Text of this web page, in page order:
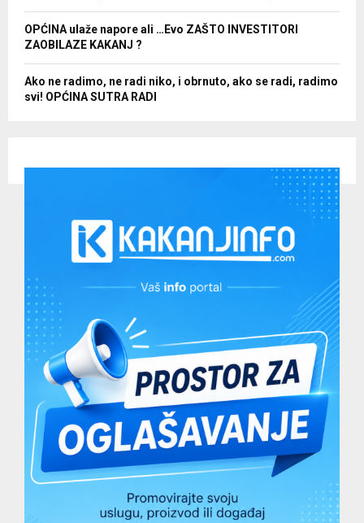
OPĆINA ulaže napore ali …Evo ZAŠTO INVESTITORI
ZAOBILAZE KAKANJ ?
Ako ne radimo, ne radi niko, i obrnuto, ako se radi, radimo
svi! OPĆINA SUTRA RADI